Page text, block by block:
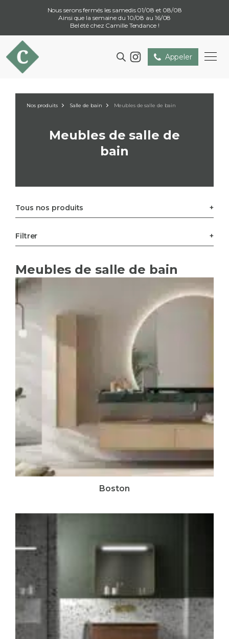
Nous serons fermés les samedis 01/08 et 08/08
Ainsi que la semaine du 10/08 au 16/08
Bel été chez Camille Tendance !
Appeler
Nos produits Salle de bain Meubles de salle de bain
Meubles de salle de
bain
Tous nos produits
Filtrer
Meubles de salle de bain
Boston